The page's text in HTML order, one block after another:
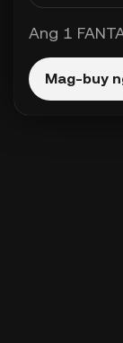
Ang 1
Mag-buy